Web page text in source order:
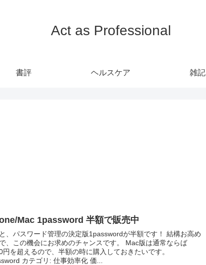
Act as Professional
書評 ヘルスケア 雑記
Mac 1password 半額で販売中
、パスワード管理の決定版1passwordが半額です！ 結構お高め
、この機会にお求めのチャンスです。 Mac版は通常ならば
円を超えるので、半額の時に購入しておきたいです。
カテゴリ: 仕事効率化 価...